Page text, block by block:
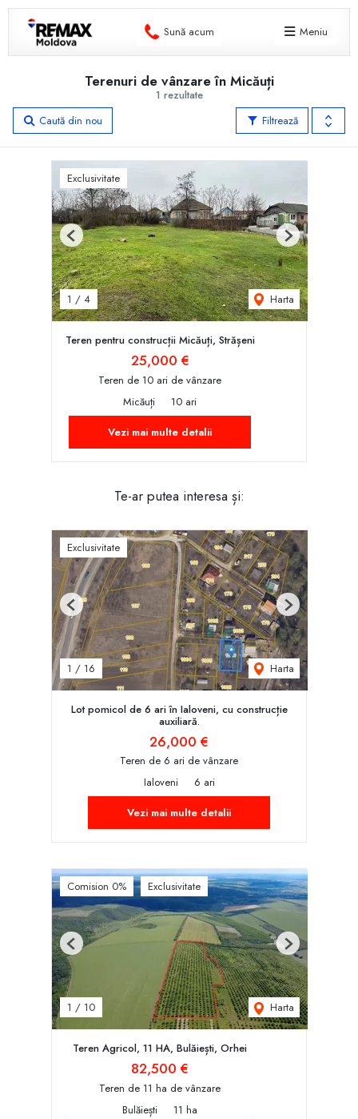
Sună acum Meniu
1 rezultate
Terenuri de vânzare în Micăuți
Filtrează
Caută din nou
Exclusivitate
1 / 4 Harta
Previous Next
Teren pentru construcții Micăuți, Strășeni
25,000 €
Teren de 10 ari de vânzare
Micăuți
10 ari
Vezi mai multe detalii
Te-ar putea interesa și:
Exclusivitate
1 / 16 Harta
Previous Next
Lot pomicol de 6 ari în Ialoveni, cu construcție
auxiliară.
26,000 €
Teren de 6 ari de vânzare
Ialoveni
6 ari
Vezi mai multe detalii
Comision 0% Exclusivitate
1 / 10 Harta
Previous Next
Teren Agricol, 11 HA, Bulăiești, Orhei
82,500 €
Teren de 11 ha de vânzare
Bulăiești
11 ha